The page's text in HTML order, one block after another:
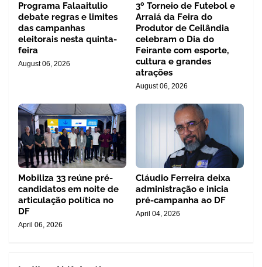
Programa Falaaitulio
debate regras e limites
das campanhas
eleitorais nesta quinta-
feira
August 06, 2026
3º Torneio de Futebol e
Arraiá da Feira do
Produtor de Ceilândia
celebram o Dia do
Feirante com esporte,
cultura e grandes
atrações
August 06, 2026
Mobiliza 33 reúne pré-
candidatos em noite de
articulação política no
DF
April 06, 2026
Cláudio Ferreira deixa
administração e inicia
pré-campanha ao DF
April 04, 2026